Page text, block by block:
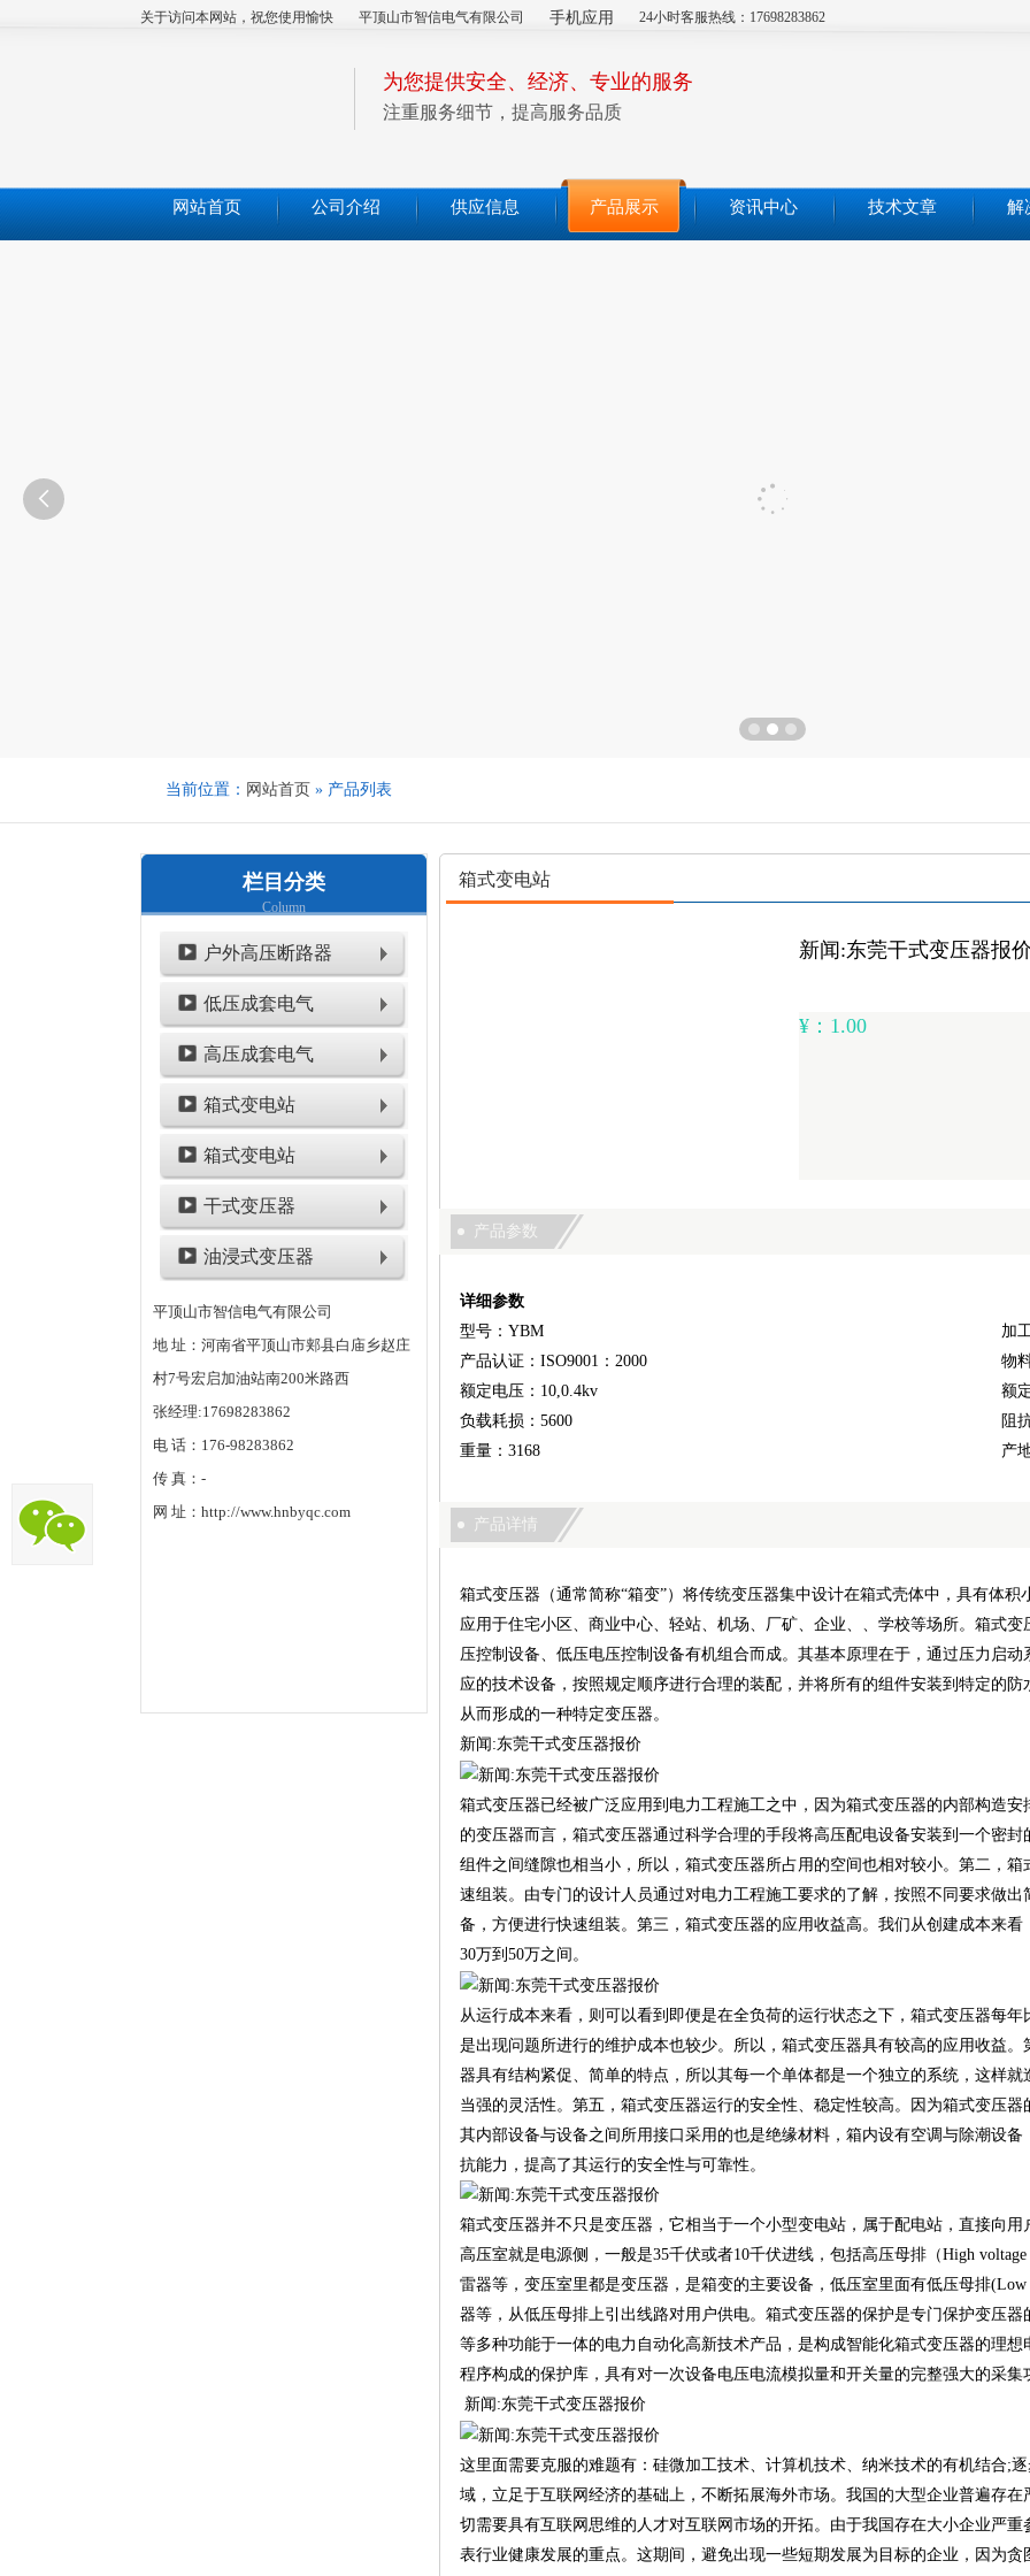
关于访问本网站，祝您使用愉快 平顶山市智信电气有限公司 手机应用 24小时客服热线：17698283862
为您提供安全、经济、专业的服务
注重服务细节，提高服务品质
网站首页 公司介绍 供应信息 产品展示 资讯中心 技术文章 解

当前位置： 网站首页 » 产品列表
栏目分类
Column
户外高压断路器
低压成套电气
高压成套电气
箱式变电站
箱式变电站
干式变压器
油浸式变压器
平顶山市智信电气有限公司
地 址：河南省平顶山市郏县白庙乡赵庄
村7号宏启加油站南200米路西
张经理:17698283862
电 话：176-98283862
传 真：-
网 址：http://www.hnbyqc.com
箱式变电站
新闻:东莞干式变压器报
¥：1.00
产品参数
详细参数
型号：YBM
加
产品认证：ISO9001：2000
物
额定电压：10,0.4kv
额
负载耗损：5600
阻
重量：3168
产
产品详情
箱式变压器（通常简称“箱变”）将传统变压器集中设计在箱式壳体中，具有体
应用于住宅小区、商业中心、轻站、机场、厂矿、企业、、学校等场所。箱式
压控制设备、低压电压控制设备有机组合而成。其基本原理在于，通过压力启
应的技术设备，按照规定顺序进行合理的装配，并将所有的组件安装到特定的
从而形成的一种特定变压器。
新闻:东莞干式变压器报价
箱式变压器已经被广泛应用到电力工程施工之中，因为箱式变压器的内部构造
的变压器而言，箱式变压器通过科学合理的手段将高压配电设备安装到一个密
组件之间缝隙也相当小，所以，箱式变压器所占用的空间也相对较小。第二，
速组装。由专门的设计人员通过对电力工程施工要求的了解，按照不同要求做
备，方便进行快速组装。第三，箱式变压器的应用收益高。我们从创建成本来
30万到50万之间。
从运行成本来看，则可以看到即便是在全负荷的运行状态之下，箱式变压器每
是出现问题所进行的维护成本也较少。所以，箱式变压器具有较高的应用收益
器具有结构紧促、简单的特点，所以其每一个单体都是一个独立的系统，这样
当强的灵活性。第五，箱式变压器运行的安全性、稳定性较高。因为箱式变压
其内部设备与设备之间所用接口采用的也是绝缘材料，箱内设有空调与除潮设
抗能力，提高了其运行的安全性与可靠性。
箱式变压器并不只是变压器，它相当于一个小型变电站，属于配电站，直接向
高压室就是电源侧，一般是35千伏或者10千伏进线，包括高压母排（High
雷器等，变压室里都是变压器，是箱变的主要设备，低压室里面有低压母排(Low
器等，从低压母排上引出线路对用户供电。箱式变压器的保护是专门保护变压
等多种功能于一体的电力自动化高新技术产品，是构成智能化箱式变压器的理
程序构成的保护库，具有对一次设备电压电流模拟量和开关量的完整强大的采
新闻:东莞干式变压器报价
这里面需要克服的难题有：硅微加工技术、计算机技术、纳米技术的有机结合;
域，立足于互联网经济的基础上，不断拓展海外市场。我国的大型企业普遍存
切需要具有互联网思维的人才对互联网市场的开拓。由于我国存在大小企业严
表行业健康发展的重点。这期间，避免出现一些短期发展为目标的企业，因为